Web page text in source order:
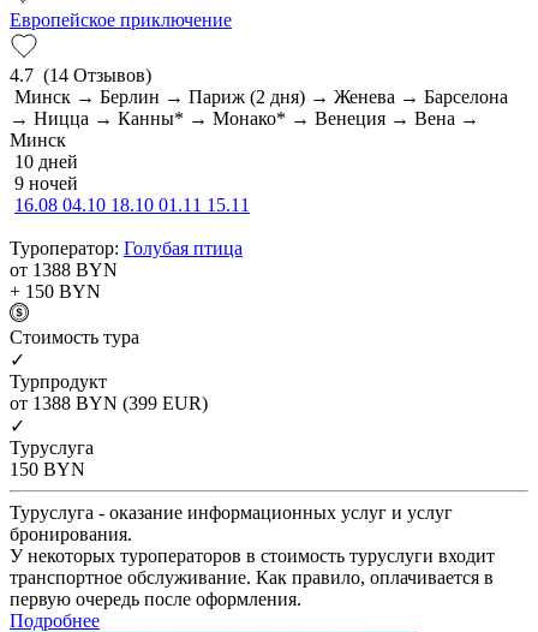
Европейское приключение
4.7 (14 Отзывов)
Минск → Берлин → Париж (2 дня) → Женева → Барселона
→ Ницца → Канны* → Монако* → Венеция → Вена →
Минск
10 дней
9 ночей
16.08 04.10 18.10 01.11 15.11
Туроператор: Голубая птица
от 1388 BYN
+ 150 BYN
Cтоимость тура
✓
Турпродукт
от 1388 BYN (399 EUR)
✓
Туруслуга
150 BYN
Туруслуга - оказание информационных услуг и услуг
бронирования.
У некоторых туроператоров в стоимость туруслуги входит
транспортное обслуживание. Как правило, оплачивается в
первую очередь после оформления.
Подробнее